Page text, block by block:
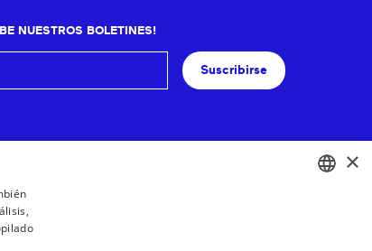
NUESTROS BOLETINES!
Suscribirse
×